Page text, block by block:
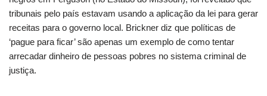
tribunais pelo país estavam usando a aplicação da lei para gerar
receitas para o governo local. Brickner diz que políticas de
‘pague para ficar’ são apenas um exemplo de como tentar
arrecadar dinheiro de pessoas pobres no sistema criminal de
justiça.